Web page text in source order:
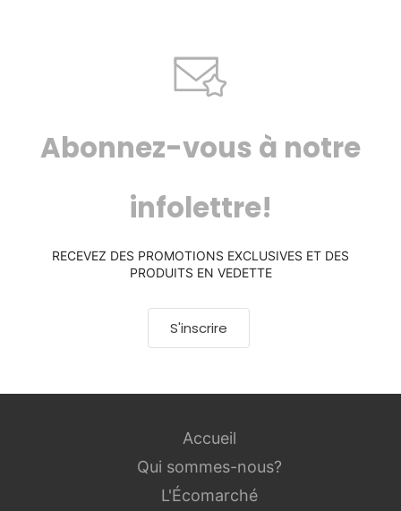
Abonnez-vous à notre
infolettre!
RECEVEZ DES PROMOTIONS EXCLUSIVES ET DES
PRODUITS EN VEDETTE
S'inscrire
Accueil
Qui sommes-nous?
L'Écomarché